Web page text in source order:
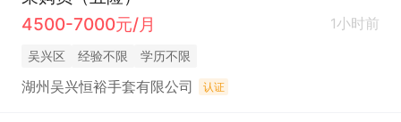
4500-7000元/月
1小时前
吴兴区 经验不限 学历不限
湖州吴兴恒裕手套有限公司 认证